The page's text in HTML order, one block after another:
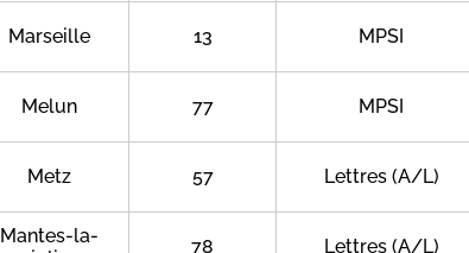
Marseille 13 MPSI
Melun 77 MPSI
Metz 57 Lettres (A/L)
Mantes-la-
78 Lettres (A/L)